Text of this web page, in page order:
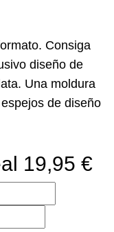
Consiga
diseño de
Una moldura
de diseño
19,95 €